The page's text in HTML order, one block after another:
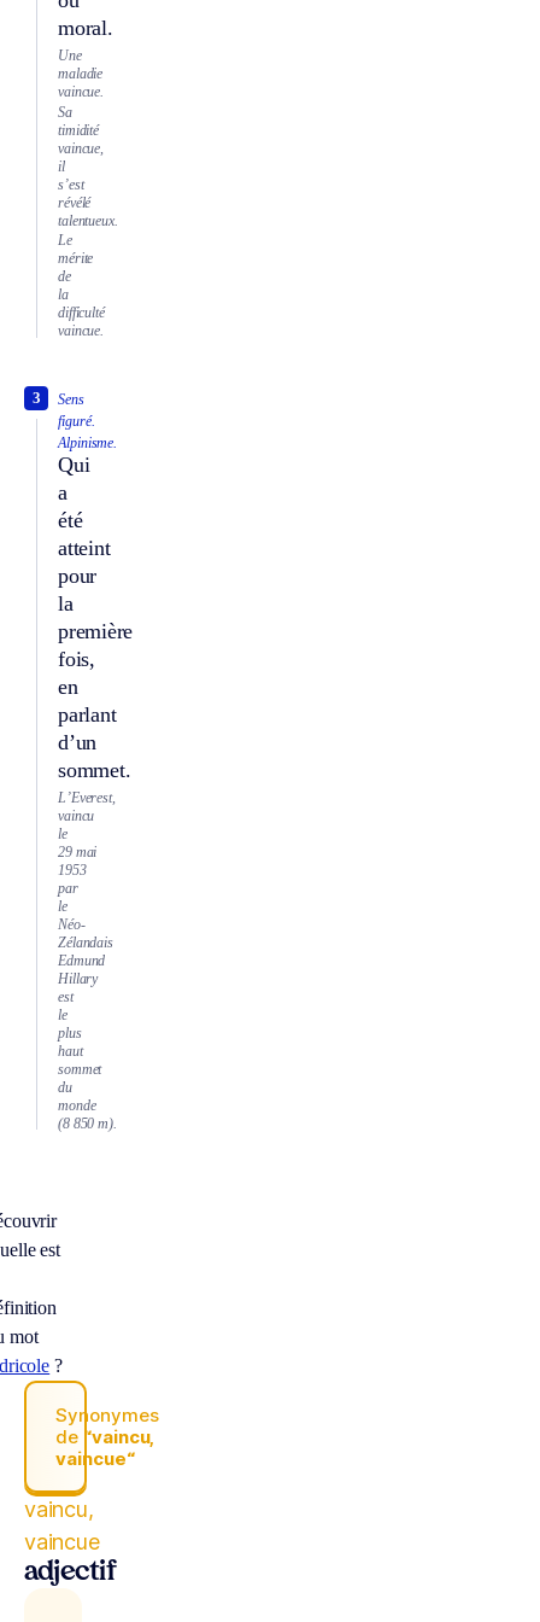
moral.
Une
maladie
vaincue.
Sa
timidité
vaincue,
il
s’est
révélé
talentueux.
Le
mérite
de
la
difficulté
vaincue.
Sens
figuré.
Alpinisme.
Qui
a
été
atteint
pour
la
première
fois,
en
parlant
d’un
sommet.
3
L’Everest,
vaincu
le
29 mai
1953
par
le
Néo-
Zélandais
Edmund
Hillary
est
le
plus
haut
sommet
du
monde
(8 850 m).
est
mot
?
Synonymes
de “vaincu,
vaincue“
vaincu,
vaincue
adjectif